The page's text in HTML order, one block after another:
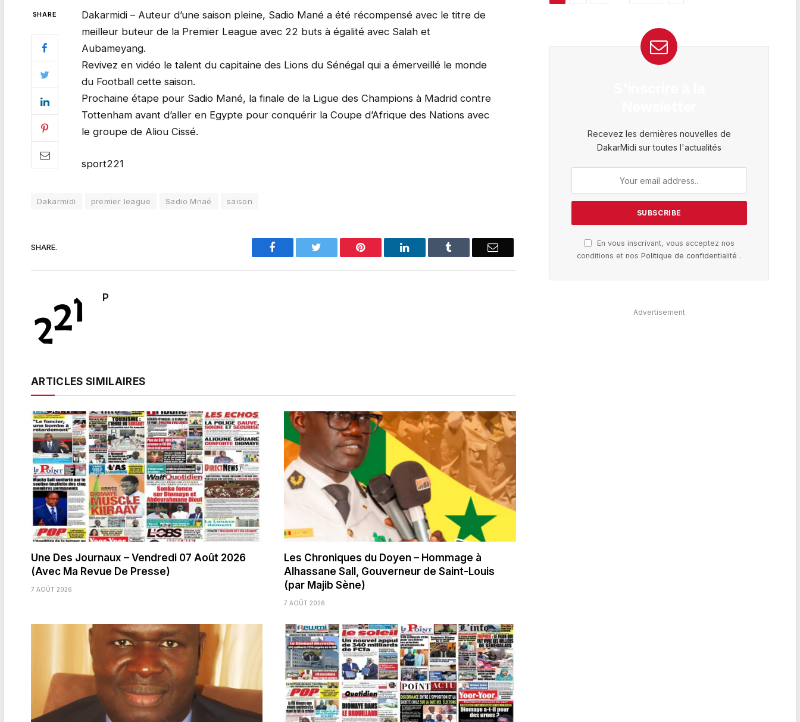
SHARE
Dakarmidi – Auteur d’une saison pleine, Sadio Mané a été récompensé avec le titre de
meilleur buteur de la Premier League avec 22 buts à égalité avec Salah et
Aubameyang.
Revivez en vidéo le talent du capitaine des Lions du Sénégal qui a émerveillé le monde
du Football cette saison.
Prochaine étape pour Sadio Mané, la finale de la Ligue des Champions à Madrid contre
Tottenham avant d’aller en Egypte pour conquérir la Coupe d’Afrique des Nations avec
le groupe de Aliou Cissé.
sport221
Dakarmidi premier league Sadio Mnaé saison
SHARE. Facebook Pinterest LinkedIn Email
P
ARTICLES SIMILAIRES
Une Des Journaux – Vendredi 07 Août 2026
(Avec Ma Revue De Presse)
7 AOÛT 2026
Les Chroniques du Doyen – Hommage à
Alhassane Sall, Gouverneur de Saint-Louis
(par Majib Sène)
7 AOÛT 2026
Recevez les dernières nouvelles de
DakarMidi sur toutes l'actualités
En vous inscrivant, vous acceptez nos
conditions et nosPolitique de confidentialité .
Advertisement